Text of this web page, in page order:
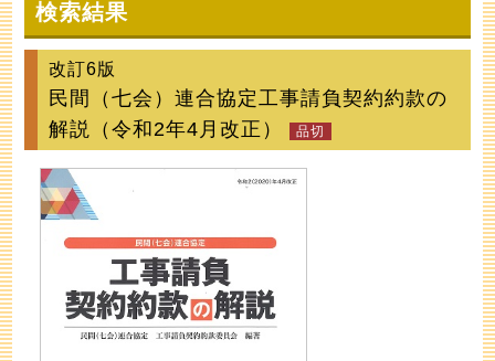
検索結果
改訂6版
民間（七会）連合協定工事請負契約約款の
解説（令和2年4月改正）